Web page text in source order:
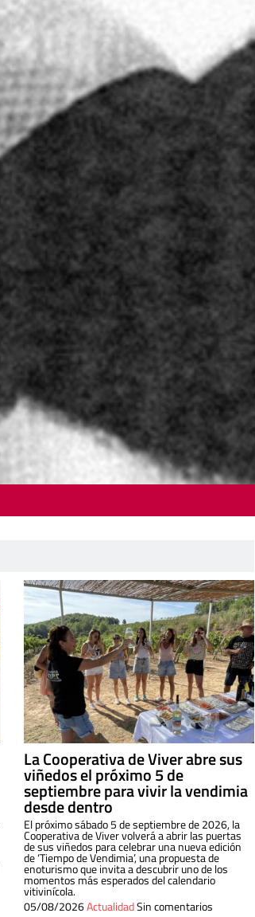
La Cooperativa de Viver abre sus
viñedos el próximo 5 de
septiembre para vivir la vendimia
desde dentro
El próximo sábado 5 de septiembre de 2026, la
Cooperativa de Viver volverá a abrir las puertas
de sus viñedos para celebrar una nueva edición
de ‘Tiempo de Vendimia’, una propuesta de
enoturismo que invita a descubrir uno de los
momentos más esperados del calendario
vitivinícola.
05/08/2026ActualidadSin comentarios